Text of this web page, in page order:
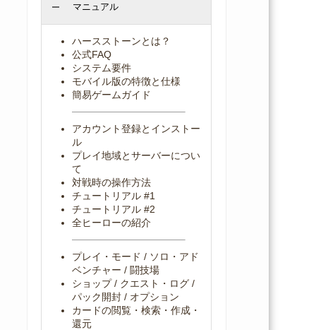
マニュアル
ハースストーンとは？
公式FAQ
システム要件
モバイル版の特徴と仕様
簡易ゲームガイド
アカウント登録とインストー
ル
プレイ地域とサーバーについ
て
対戦時の操作方法
チュートリアル #1
チュートリアル #2
全ヒーローの紹介
プレイ・モード / ソロ・アド
ベンチャー / 闘技場
ショップ / クエスト・ログ /
パック開封 / オプション
カードの閲覧・検索・作成・
還元